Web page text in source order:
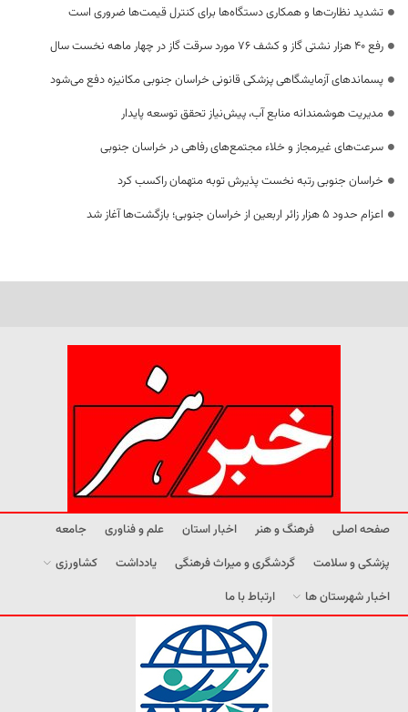
تشدید نظارت‌ها و همکاری دستگاه‌ها برای کنترل قیمت‌ها ضروری است
رفع 40 هزار نشتی گاز و کشف 76 مورد سرقت گاز در چهار ماهه نخست سال
پسماندهای آزمایشگاهی پزشکی قانونی خراسان جنوبی مکانیزه دفع می‌شود
مدیریت هوشمندانه منابع آب، پیش‌نیاز تحقق توسعه پایدار
سرعت‌های غیرمجاز و خلاء مجتمع‌های رفاهی در خراسان جنوبی
خراسان جنوبی رتبه نخست پذیرش توبه متهمان راکسب کرد
اعزام حدود 5 هزار زائر اربعین از خراسان جنوبی؛ بازگشت‌ها آغاز شد
صفحه اصلی فرهنگ و هنر اخبار استان علم و فناوری
جامعه
پزشکی و سلامت
گردشگری و میراث فرهنگی یادداشت
کشاورزی
اخبار شهرستان ها
ارتباط با ما